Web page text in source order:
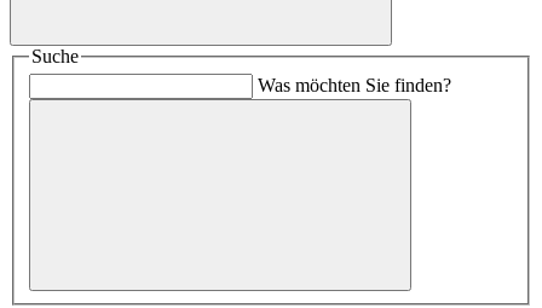
Suche
Was möchten Sie finden?